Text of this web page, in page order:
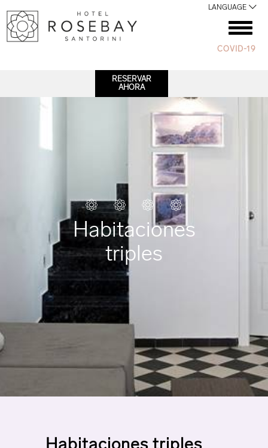
RESERVAR
AHORA
LANGUAGE
COVID-19
Habitaciones
triples